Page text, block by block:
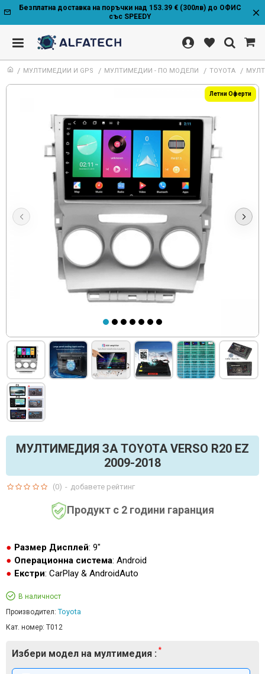
Безплатна доставка на поръчки над 153.39 € (300лв) до ОФИС
със SPEEDY
МУЛТИМЕДИИ И GPS МУЛТИМЕДИИ - ПО МОДЕЛИ TOYOTA
Летни Оферти
МУЛТИМЕДИЯ ЗА TOYOTA VERSO R20 EZ
2009-2018
Продукт с 2 години гаранция
Размер Дисплей: 9"
Операционна система: Android
Екстри: CarPlay & AndroidAuto
В наличност
Производител: Toyota
Кат. номер: T012
(0) - добавете рейтинг
Избери модел на мултимедия :